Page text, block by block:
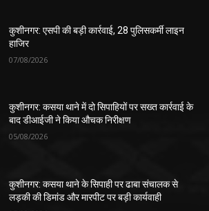
कुशीनगर: एसपी की बड़ी कार्रवाई, 28 पुलिसकर्मी लाइन
हाजिर
07/08/2026
कुशीनगर: कसया थाने में दो सिपाहियों पर सख्त कार्रवाई के
बाद डीआईजी ने किया औचक निरीक्षण
05/08/2026
कुशीनगर: कसया थाने के सिपाही पर ढाबा संचालक से
लड़की की डिमांड और मारपीट पर बड़ी कार्यवाही